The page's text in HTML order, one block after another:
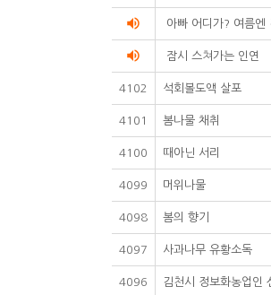
volume_up 아빠 어디가? 여름엔
volume_up 잠시 스쳐가는 인연
4102 석회볼도액 살포
4101 봄나물 채취
4100 때아닌 서리
4099 머위나물
4098 봄의 향기
4097 사과나무 유황소독
4096 김천시 정보화농업인